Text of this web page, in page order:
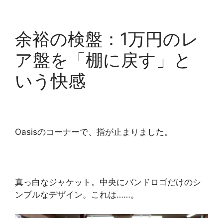
余裕の検盤：1万円のレ
ア盤を「棚に戻す」と
いう快感
Oasisのコーナーで、指が止まりました。
真っ白なジャケット。中央にバンドロゴだけのシ
ンプルなデザイン。これは……。